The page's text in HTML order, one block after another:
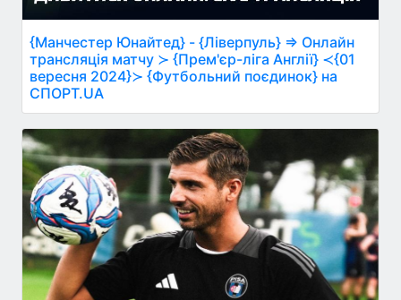
{Манчестер Юнайтед} - {Ліверпуль} ⇒ Онлайн
трансляція матчу ≻ {Прем'єр-ліга Англії} ≺{01
вересня 2024}≻ {Футбольний поєдинок} на
СПОРТ.UA